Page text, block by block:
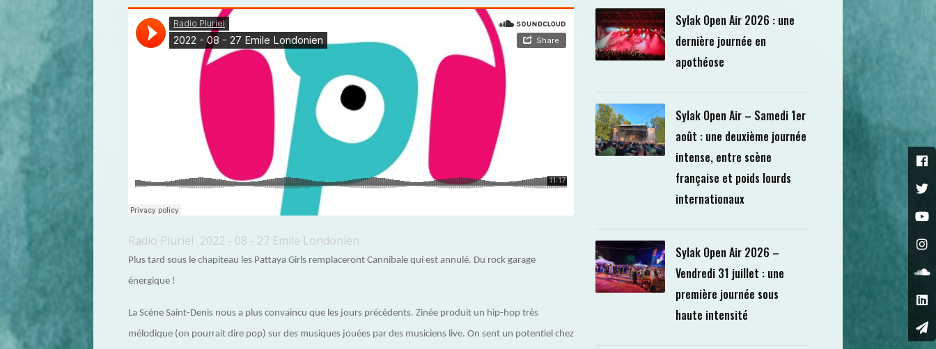
Radio Pluriel · 2022 - 08 - 27 Emile Londonien
Plus tard sous le chapiteau les Pattaya Girls remplaceront Cannibale qui est annulé. Du rock garage
énergique !
La Scène Saint-Denis nous a plus convaincu que les jours précédents. Zinée produit un hip-hop très
mélodique (on pourrait dire pop) sur des musiques jouées par des musiciens live. On sent un potentiel chez
Sylak Open Air 2026 : une
dernière journée en
apothéose
Sylak Open Air – Samedi 1er
août : une deuxième journée
intense, entre scène
française et poids lourds
internationaux
Sylak Open Air 2026 –
Vendredi 31 juillet : une
première journée sous
haute intensité